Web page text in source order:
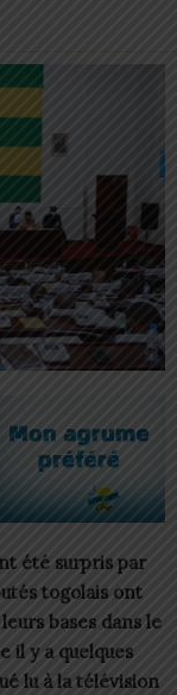
été surpris par
togolais ont
bases dans le
il y a quelques
lu à la télévision